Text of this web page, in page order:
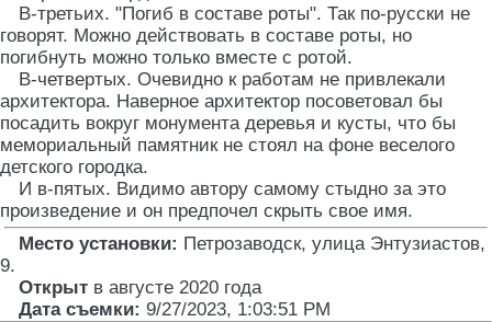
В-третьих. "Погиб в составе роты". Так по-русски не
говорят. Можно действовать в составе роты, но
погибнуть можно только вместе с ротой.
В-четвертых. Очевидно к работам не привлекали
архитектора. Наверное архитектор посоветовал бы
посадить вокруг монумента деревья и кусты, что бы
мемориальный памятник не стоял на фоне веселого
детского городка.
И в-пятых. Видимо автору самому стыдно за это
произведение и он предпочел скрыть свое имя.
Место установки: Петрозаводск, улица Энтузиастов,
9.
Открыт в августе 2020 года
Дата съемки: 9/27/2023, 1:03:51 PM